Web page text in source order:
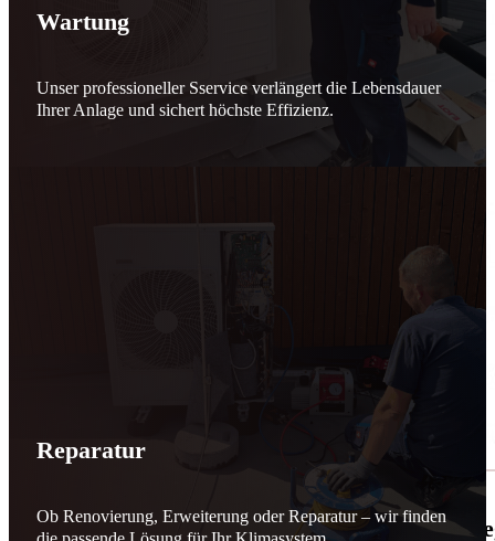
🌬️☀️ Mehr erneuerbare Energie für
Wartung
Unser professioneller Sservice verlängert die Lebensdauer
Ihrer Anlage und sichert höchste Effizienz.
Reparatur
Ob Renovierung, Erweiterung oder Reparatur – wir finden